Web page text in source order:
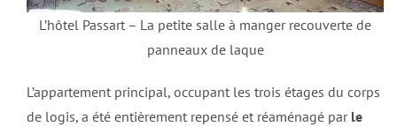
L’hôtel Passart – La petite salle à manger recouverte de
panneaux de laque
L’appartement principal, occupant les trois étages du corps
de logis, a été entièrement repensé et réaménagé par le